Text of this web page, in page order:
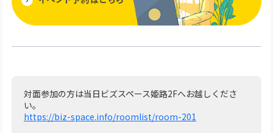
対面参加の方は当日ビズスペース姫路2Fへお越しくださ
い。
https://biz-space.info/roomlist/room-201